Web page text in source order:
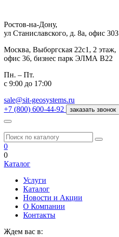
Ростов-на-Дону,
ул Станиславского, д. 8а, офис 303
Москва, Выборгская 22с1, 2 этаж,
офис 36, бизнес парк ЭЛМА В22
Пн. – Пт.
с 9:00 до 17:00
sale@sit-geosystems.ru
+7 (800) 600-44-92
заказать звонок
0
0
Каталог
Услуги
Каталог
Новости и Акции
О Компании
Контакты
Ждем вас в: